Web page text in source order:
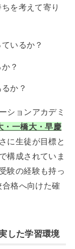
を考えて寄り
いるか？
？
か？
ションアカデミ
・一橋大・早慶
さに生徒が目標と
構成されていま
験の経験も持っ
格へ向けた確
した学習環境